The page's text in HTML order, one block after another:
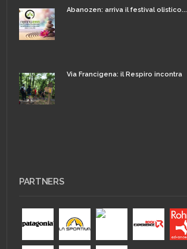
Abanozen: arriva il festival olistico...
Via Francigena: il Respiro incontra
PARTNERS